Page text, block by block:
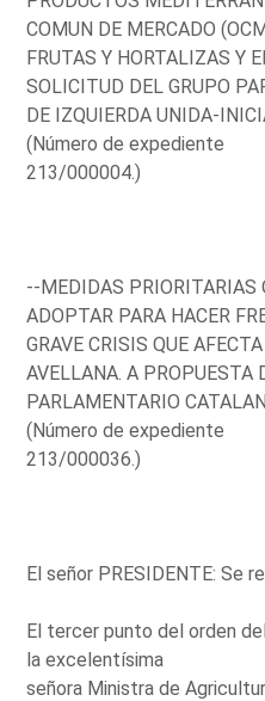
COMUN DE MERCADO
FRUTAS Y HORTALIZAS Y
SOLICITUD DEL GRUPO
DE IZQUIERDA UNIDA-
(Número de expediente
213/000004.)
--MEDIDAS PRIORITARIAS
ADOPTAR PARA HACER
GRAVE CRISIS QUE
AVELLANA. A PROPUESTA
PARLAMENTARIO
(Número de expediente
213/000036.)
El señor PRESIDENTE: Se
El tercer punto del orden
la excelentísima
señora Ministra de